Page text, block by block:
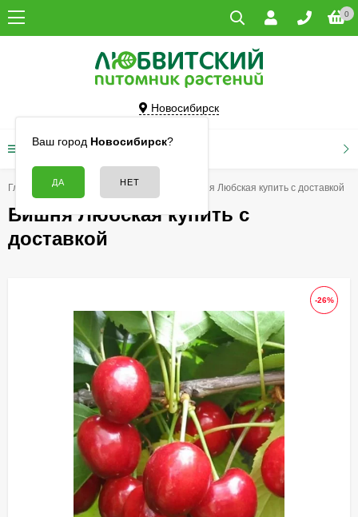
0
Новосибирск
Ваш город Новосибирск?
КАТАЛОГ ТОВАРОВ
Главная Вишня Вишня Любская купить с доставкой
Вишня Любская купить с
доставкой
-26%